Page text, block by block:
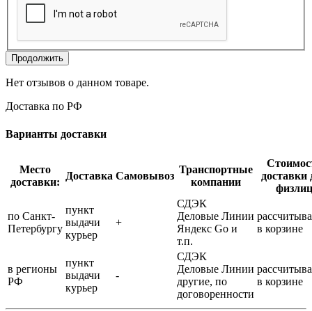
Продолжить
Нет отзывов о данном товаре.
Доставка по РФ
Варианты доставки
Место
доставки:
Доставка Самовывоз
Транспортные
компании
доставки
физлиц
по Санкт-
Петербургу
пункт
выдачи
курьер
+
СДЭК
Деловые Линии
Яндекс Go и
т.п.
в корзине
в регионы
РФ
пункт
выдачи
курьер
-
СДЭК
Деловые Линии
другие, по
договоренности
в корзине